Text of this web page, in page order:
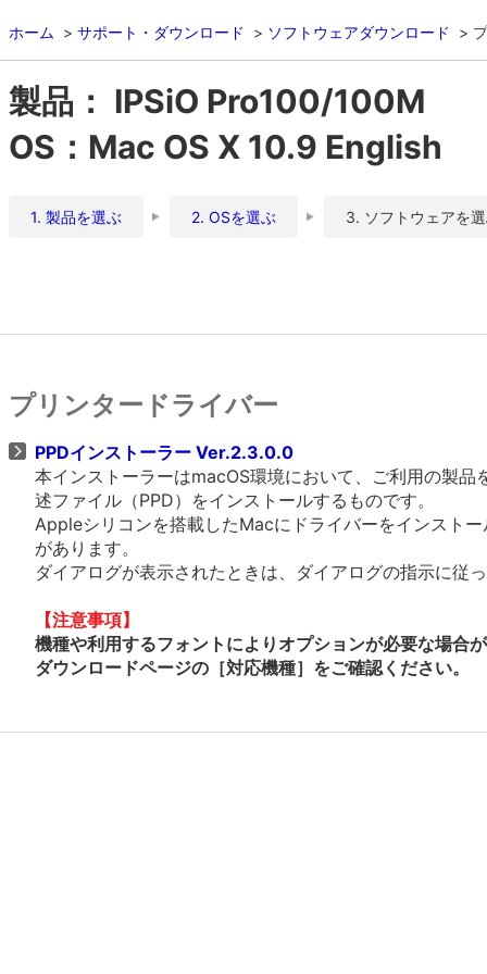
ホーム サポート・ダウンロード ソフトウェアダウンロード
製品： IPSiO Pro100/100M
OS：Mac OS X 10.9 English
1. 製品を選ぶ 2. OSを選ぶ 3. ソフトウェアを
プリンタードライバー
PPDインストーラー Ver.2.3.0.0
本インストーラーはmacOS環境において、ご利用の製
述ファイル（PPD）をインストールするものです。
Appleシリコンを搭載したMacにドライバーをインスト
があります。
ダイアログが表示されたときは、ダイアログの指示に従
【注意事項】
機種や利用するフォントによりオプションが必要な場合
ダウンロードページの［対応機種］をご確認ください。